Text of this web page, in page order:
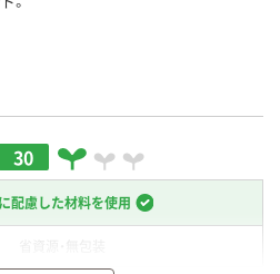
30
配慮した材料を使用